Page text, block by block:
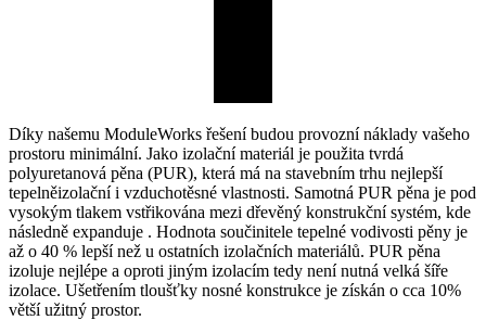
Díky našemu ModuleWorks řešení budou provozní náklady vašeho
prostoru minimální. Jako izolační materiál je použita tvrdá
polyuretanová pěna (PUR), která má na stavebním trhu nejlepší
tepelněizolační i vzduchotěsné vlastnosti. Samotná PUR pěna je pod
vysokým tlakem vstřikována mezi dřevěný konstrukční systém, kde
následně expanduje . Hodnota součinitele tepelné vodivosti pěny je
až o 40 % lepší než u ostatních izolačních materiálů. PUR pěna
izoluje nejlépe a oproti jiným izolacím tedy není nutná velká šíře
izolace. Ušetřením tloušťky nosné konstrukce je získán o cca 10%
větší užitný prostor.